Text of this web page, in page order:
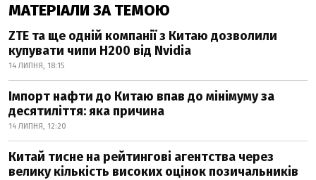
МАТЕРІАЛИ ЗА ТЕМОЮ
ZTE та ще одній компанії з Китаю дозволили
купувати чипи H200 від Nvidia
14 ЛИПНЯ, 18:15
Імпорт нафти до Китаю впав до мінімуму за
десятиліття: яка причина
14 ЛИПНЯ, 12:20
Китай тисне на рейтингові агентства через
велику кількість високих оцінок позичальників